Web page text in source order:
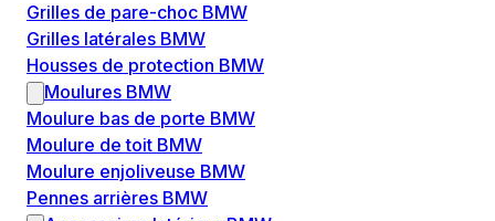
Grilles de pare-choc BMW
Grilles latérales BMW
Housses de protection BMW
Moulures BMW
Moulure bas de porte BMW
Moulure de toit BMW
Moulure enjoliveuse BMW
Pennes arrières BMW